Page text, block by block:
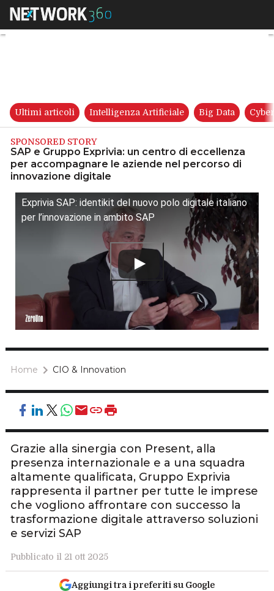
SAP e Gruppo Exprivia: un
Ultimi articoli Intelligenza Artificiale Big Data
SPONSORED STORY
SAP e Gruppo Exprivia: un centro di eccellenza
per accompagnare le aziende nel percorso di
innovazione digitale
Exprivia SAP: identikit del nuovo polo digitale italiano
per l’innovazione in ambito SAP
Home CIO & Innovation
Grazie alla sinergia con Present, alla
presenza internazionale e a una squadra
altamente qualificata, Gruppo Exprivia
rappresenta il partner per tutte le imprese
che vogliono affrontare con successo la
trasformazione digitale attraverso soluzioni
e servizi SAP
Pubblicato il 21 ott 2025
Aggiungi tra i preferiti su Google